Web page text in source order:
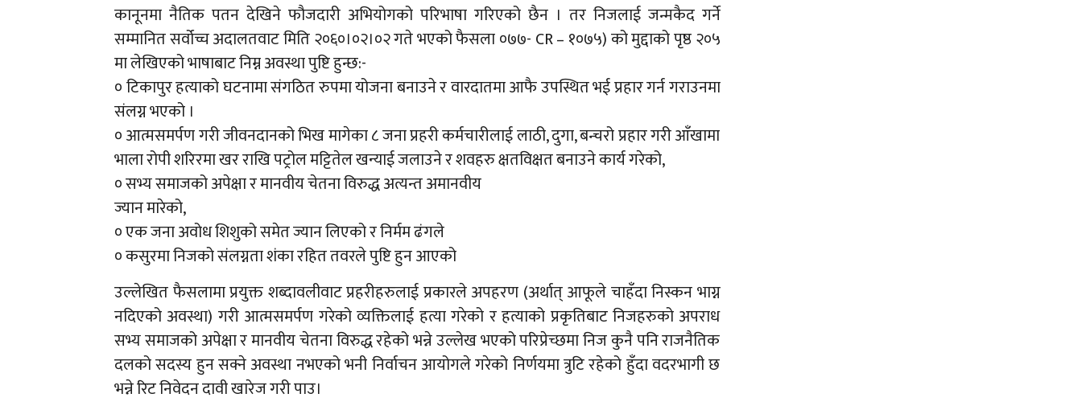
कानूनमा नैतिक पतन देखिने फौजदारी अभियोगको परिभाषा गरिएको छैन । तर निजलाई जन्मकैद गर्ने
सम्मानित सर्वोच्च अदालतवाट मिति २०६०।०२।०२ गते भएको फैसला ०७७- CR – १०७५) को मुद्दाको पृष्ठ २०५
मा लेखिएको भाषाबाट निम्न अवस्था पुष्टि हुन्छ:-
० टिकापुर हत्याको घटनामा संगठित रुपमा योजना बनाउने र वारदातमा आफै उपस्थित भई प्रहार गर्न गराउनमा
संलग्न भएको ।
० आत्मसमर्पण गरी जीवनदानको भिख मागेका ८ जना प्रहरी कर्मचारीलाई लाठी, दुगा, बन्चरो प्रहार गरी आँखामा
भाला रोपी शरिरमा खर राखि पट्रोल मट्टितेल खन्याई जलाउने र शवहरु क्षतविक्षत बनाउने कार्य गरेको,
० सभ्य समाजको अपेक्षा र मानवीय चेतना विरुद्ध अत्यन्त अमानवीय
ज्यान मारेको,
० एक जना अवोध शिशुको समेत ज्यान लिएको र निर्मम ढंगले
० कसुरमा निजको संलग्नता शंका रहित तवरले पुष्टि हुन आएको
उल्लेखित फैसलामा प्रयुक्त शब्दावलीवाट प्रहरीहरुलाई प्रकारले अपहरण (अर्थात् आफूले चाहँदा निस्कन भाग्न
नदिएको अवस्था) गरी आत्मसमर्पण गरेको व्यक्तिलाई हत्या गरेको र हत्याको प्रकृतिबाट निजहरुको अपराध
सभ्य समाजको अपेक्षा र मानवीय चेतना विरुद्ध रहेको भन्ने उल्लेख भएको परिप्रेच्छमा निज कुनै पनि राजनैतिक
दलको सदस्य हुन सक्ने अवस्था नभएको भनी निर्वाचन आयोगले गरेको निर्णयमा त्रुटि रहेको हुँदा वदरभागी छ
भन्ने रिट निवेदन दावी खारेज गरी पाउ।